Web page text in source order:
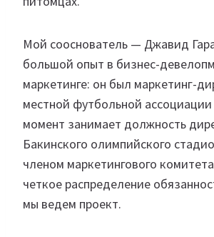
Мой сооснователь — Джавид
большой опыт в бизнес-
маркетинге: он был маркетинг-
местной футбольной
момент занимает должность
Бакинского олимпийского
членом маркетингового
четкое распределение
мы ведем проект.